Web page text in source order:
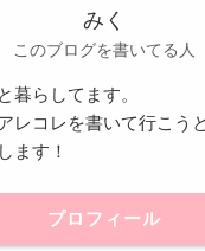
みく
このブログを書いてる人
暮らしてます。
レコレを書いて行こう
ます！
プロフィール